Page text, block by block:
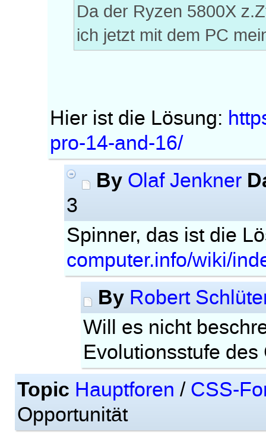
Da der Ryzen 5800X
ich jetzt mit dem PC
Hier ist die Lösung:
pro-14-and-16/
By Olaf Jenkner
3
Spinner, das ist die
computer.info/wiki/
By Robert
Will es nicht
Evolutionsstufe
Topic Hauptforen / CSS-
Opportunität